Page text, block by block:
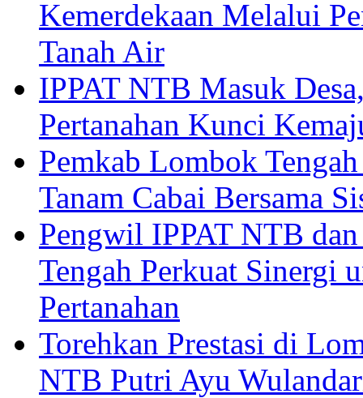
Kemerdekaan Melalui
Tanah Air
IPPAT NTB Masuk
Pertanahan Kunci
Pemkab Lombok
Tanam Cabai Bersama
Pengwil IPPAT NTB
Tengah Perkuat Sinergi
Pertanahan
Torehkan Prestasi di
NTB Putri Ayu